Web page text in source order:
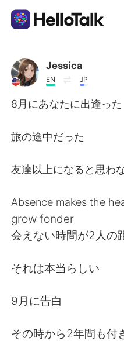
Language Exchange
AI Grammar Checker
简体中文 繁
Español
Français
日本語
Русский
Jessica
EN JP
8月にあなたに出逢った
旅の途中だった
友達以上になると思わ
Absence makes the
grow fonder
会えない時間が2人の
それは本当らしい
9月に告白
その時から2年間も付